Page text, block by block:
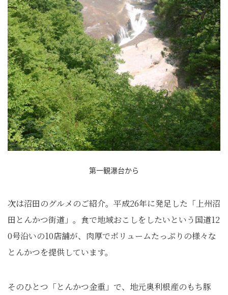
第一観瀑台から
次は沼田のグルメのご紹介。平成26年に発足した「上州沼
田とんかつ街道」。食で地域おこしをしたいという国道12
0号沿いの10店舗が、肉厚でボリュームたっぷりの様々な
とんかつを提供しています。
そのひとつ「とんかつ金重」で、地元奥利根産のもち豚